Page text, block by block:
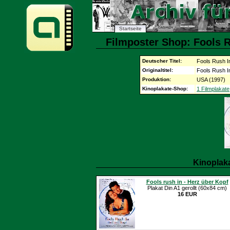
Startseite
Filmposter Shop: Fools
Deutscher Titel: Fools Rush
Originaltitel: Fools Rush
Produktion: USA (1997)
Kinoplakate-Shop: 1 Filmplakate
Fools rush in - Herz über Kopf
Plakat Din A1 gerollt (60x84 cm)
16 EUR